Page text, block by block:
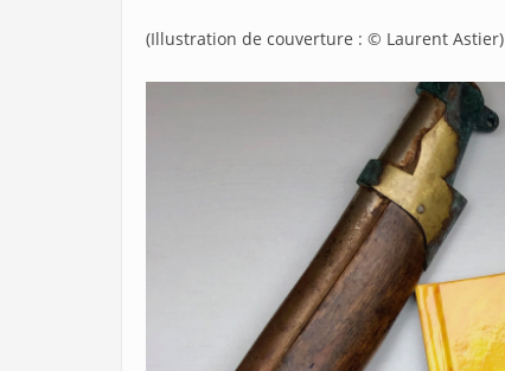
(Illustration de couverture : © Laurent Astier)